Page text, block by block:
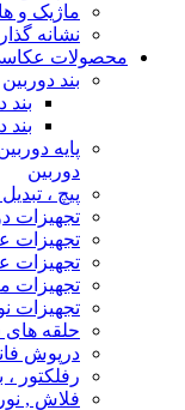
ماژیک و
نشانه
محصولات
بند دوربین
بند
بند
پایه
دوربین
پیچ ،
تجهیزات
تجهیزات
تجهیزات
تجهیزات
تجهیزات
حلقه های
درپوش
رفلکتور ،
فلاش ,